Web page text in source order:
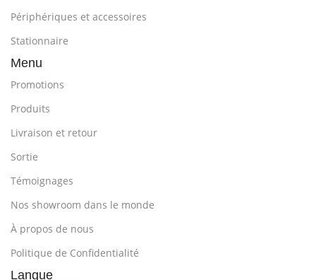
Périphériques et accessoires
Stationnaire
Menu
Promotions
Produits
Livraison et retour
Sortie
Témoignages
Nos showroom dans le monde
À propos de nous
Politique de Confidentialité
Langue